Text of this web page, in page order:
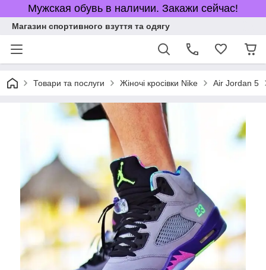
Мужская обувь в наличии. Закажи сейчас!
Магазин спортивного взуття та одягу
Товари та послуги Жіночі кросівки Nike Air Jordan 5